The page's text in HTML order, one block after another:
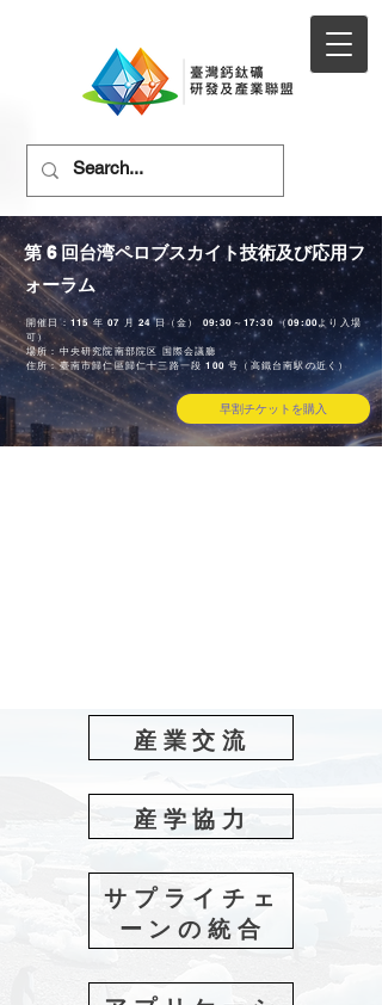
第 6 回台湾ペロブスカイト技術及び応用フ
ォーラム
開催日：115 年 07 月 24 日（金） 09:30～17:30 （09:00より入場
可）
場所：中央研究院南部院区 国際会議廳
住所：臺南市歸仁區歸仁十三路一段 100 号（高鐵台南駅の近く）
早割チケットを購入
産業交流
産学協力
サプライチェ
ーンの統合